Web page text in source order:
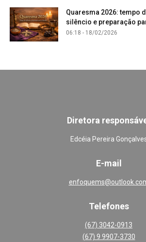
Quaresma 2026: tempo
silêncio e preparação
06:18 - 18/02/2026
Diretora
Edcéia Pereira
E-mail
Telefones
(67) 3042-0913
(67) 9 9907-3730